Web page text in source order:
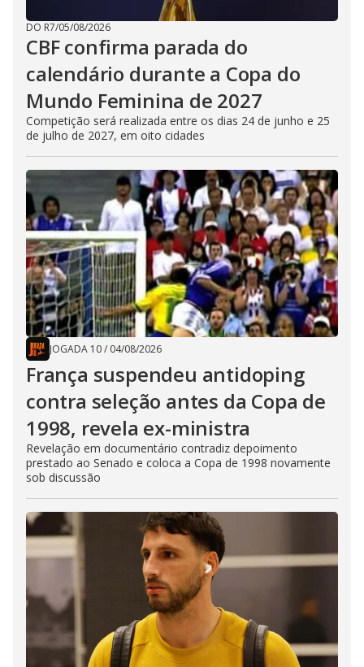
DO R7/05/08/2026
CBF confirma parada do
calendário durante a Copa do
Mundo Feminina de 2027
Competição será realizada entre os dias 24 de junho e 25
de julho de 2027, em oito cidades
JOGADA 10/ 04/08/2026
França suspendeu antidoping
contra seleção antes da Copa de
1998, revela ex-ministra
Revelação em documentário contradiz depoimento
prestado ao Senado e coloca a Copa de 1998 novamente
sob discussão